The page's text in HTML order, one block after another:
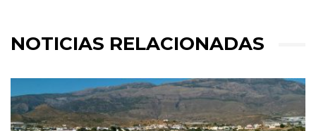
NOTICIAS RELACIONADAS